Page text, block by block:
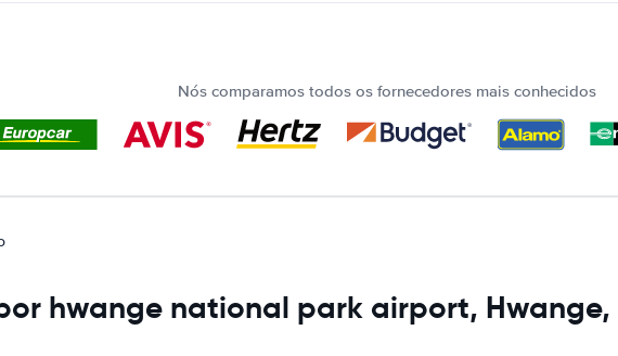
Nós comparamos todos os fornecedores mais conhecidos
hwange national park airport, Hwange,